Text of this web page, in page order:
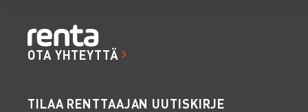
OTA YHTEYTTÄ
TILAA RENTTAAJAN UUTISKIRJE